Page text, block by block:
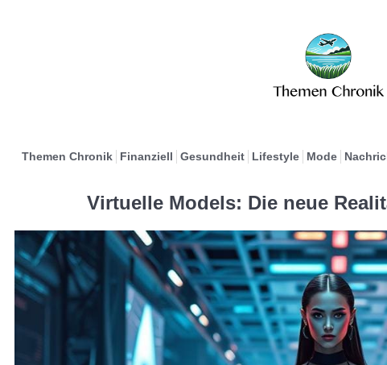
Themen Chronik Finanziell Gesundheit Lifestyle Mode
Virtuelle Models: Die neue